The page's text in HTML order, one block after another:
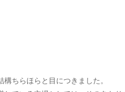
ちらほらと目につきました。